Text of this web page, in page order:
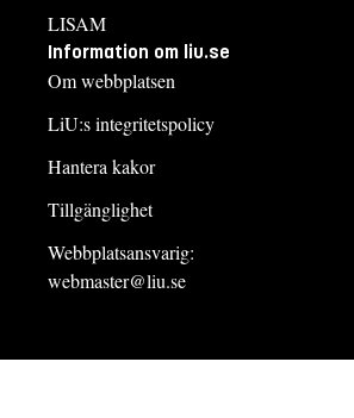
LISAM
Information om liu.se
Om webbplatsen
LiU:s integritetspolicy
Hantera kakor
Tillgänglighet
Webbplatsansvarig:
webmaster@liu.se